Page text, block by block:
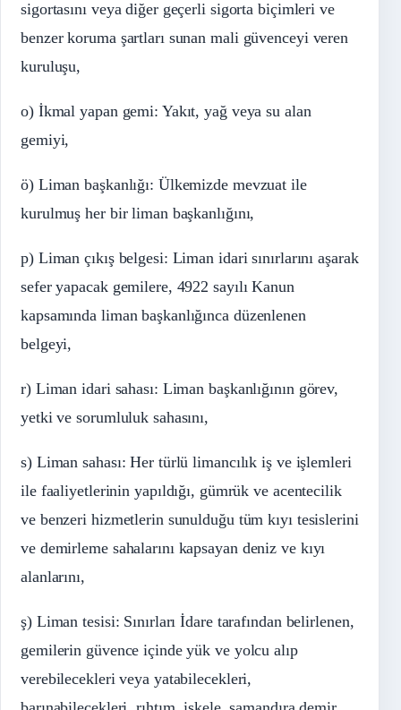
sigortasını veya diğer geçerli sigorta biçimleri ve
benzer koruma şartları sunan mali güvenceyi veren
kuruluşu,
o) İkmal yapan gemi: Yakıt, yağ veya su alan
gemiyi,
ö) Liman başkanlığı: Ülkemizde mevzuat ile
kurulmuş her bir liman başkanlığını,
p) Liman çıkış belgesi: Liman idari sınırlarını aşarak
sefer yapacak gemilere, 4922 sayılı Kanun
kapsamında liman başkanlığınca düzenlenen
belgeyi,
r) Liman idari sahası: Liman başkanlığının görev,
yetki ve sorumluluk sahasını,
s) Liman sahası: Her türlü limancılık iş ve işlemleri
ile faaliyetlerinin yapıldığı, gümrük ve acentecilik
ve benzeri hizmetlerin sunulduğu tüm kıyı tesislerini
ve demirleme sahalarını kapsayan deniz ve kıyı
alanlarını,
ş) Liman tesisi: Sınırları İdare tarafından belirlenen,
gemilerin güvence içinde yük ve yolcu alıp
verebilecekleri veya yatabilecekleri,